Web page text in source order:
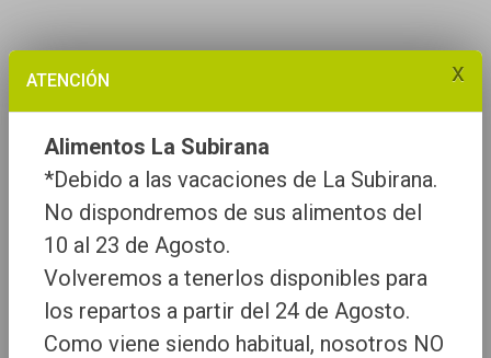
ATENCIÓN x
Alimentos La Subirana
*Debido a las vacaciones de La Subirana.
No dispondremos de sus alimentos del
10 al 23 de Agosto.
Volveremos a tenerlos disponibles para
los repartos a partir del 24 de Agosto.
Como viene siendo habitual, nosotros NO